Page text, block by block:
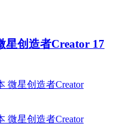
创造者Creator 17